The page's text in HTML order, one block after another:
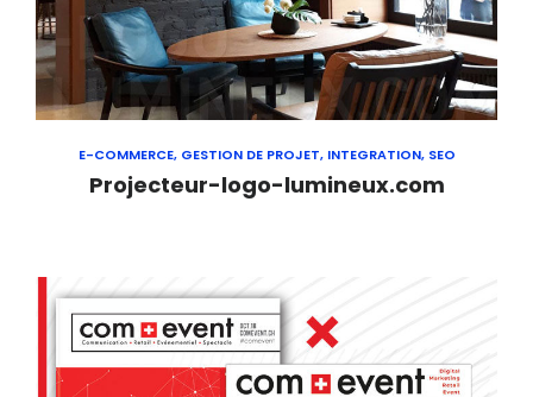
E-COMMERCE, GESTION DE PROJET, INTEGRATION, SEO
Projecteur-logo-lumineux.com